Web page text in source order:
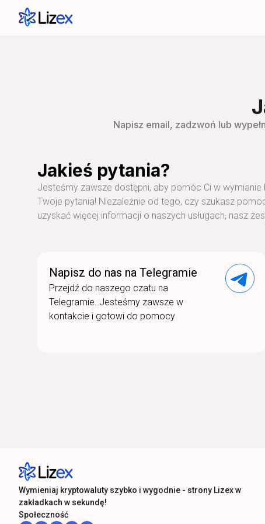
Napisz email, zadzwoń lub
Jakieś pytania?
Jesteśmy zawsze dostępni, aby pomóc Ci w
Twoje pytania! Niezależnie od tego, czy szukasz
uzyskać więcej informacji o naszych usługach, nasz
Napisz do nas na Telegramie
Przejdź do naszego czatu na
Telegramie. Jesteśmy zawsze w
kontakcie i gotowi do pomocy
Wymieniaj kryptowaluty szybko i wygodnie - strony Lizex w
zakładkach w sekundę!
Społeczność